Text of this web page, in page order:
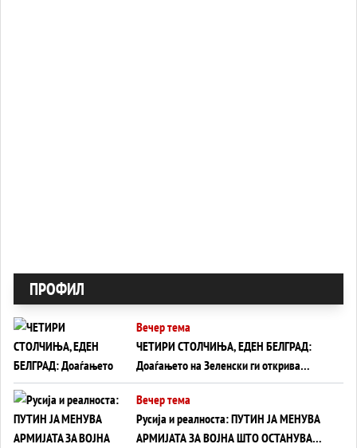
ПРОФИЛ
Вечер тема
ЧЕТИРИ СТОЛЧИЊА, ЕДЕН БЕЛГРАД:
Доаѓањето на Зеленски ги открива
тајните на политиката на балансирање
на Вучиќ
Вечер тема
Русија и реалноста: ПУТИН ЈА МЕНУВА
АРМИЈАТА ЗА ВОЈНА ШТО ОСТАНУВА